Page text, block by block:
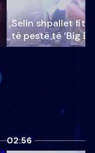
Selin shpallet
të pestë të ‘Big
02:56